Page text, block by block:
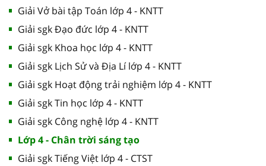
Giải Vở bài tập Toán lớp 4 - KNTT
Giải sgk Đạo đức lớp 4 - KNTT
Giải sgk Khoa học lớp 4 - KNTT
Giải sgk Lịch Sử và Địa Lí lớp 4 - KNTT
Giải sgk Hoạt động trải nghiệm lớp 4 - KNTT
Giải sgk Tin học lớp 4 - KNTT
Giải sgk Công nghệ lớp 4 - KNTT
Lớp 4 - Chân trời sáng tạo
Giải sgk Tiếng Việt lớp 4 - CTST